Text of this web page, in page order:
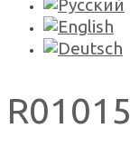
R01015